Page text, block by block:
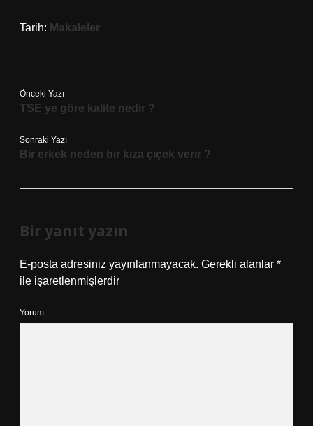
Tarih: Makaleler
Önceki Yazı
TSE ye göre kalite nedir ?
Sonraki Yazı
Bir erkek neden bir kıza çiçek verir ?
Bir yanıt yazın
E-posta adresiniz yayınlanmayacak. Gerekli alanlar *
ile işaretlenmişlerdir
Yorum